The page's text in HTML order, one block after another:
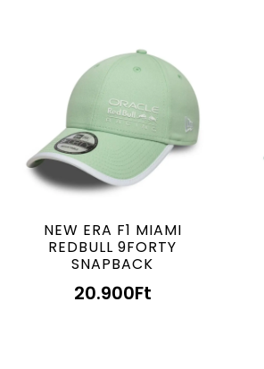
NEW ERA F1 MIAMI
REDBULL 9FORTY
SNAPBACK
20.900Ft